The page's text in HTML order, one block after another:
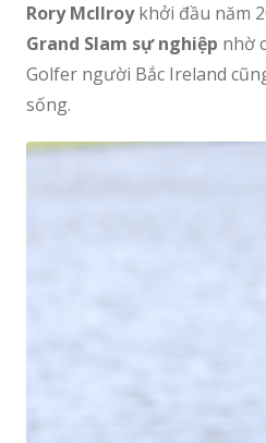
Rory McIlroykhởi đầu năm
Grand Slam sự nghiệp nhờ
Golfer người Bắc Ireland
sống.